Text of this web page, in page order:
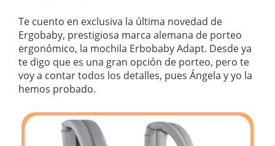
Te cuento en exclusiva la última novedad de
Ergobaby, prestigiosa marca alemana de porteo
ergonómico, la mochila Erbobaby Adapt. Desde ya
te digo que es una gran opción de porteo, pero te
voy a contar todos los detalles, pues Ángela y yo la
hemos probado.